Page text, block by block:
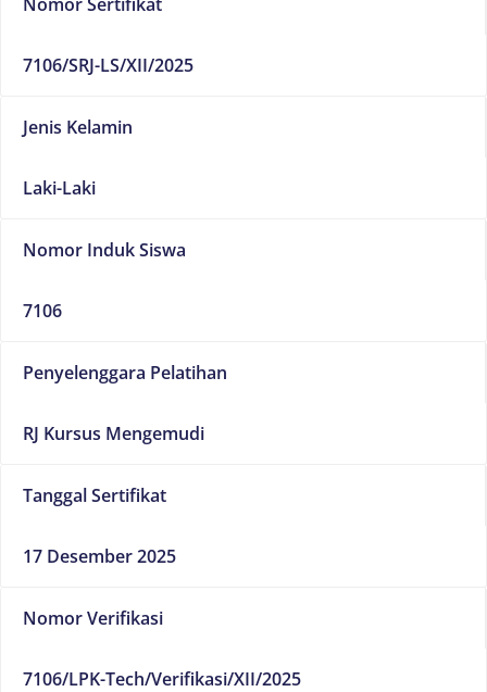
7106/SRJ-LS/XII/2025
Jenis Kelamin
Laki-Laki
Nomor Induk Siswa
7106
Penyelenggara Pelatihan
RJ Kursus Mengemudi
Tanggal Sertifikat
17 Desember 2025
Nomor Verifikasi
7106/LPK-Tech/Verifikasi/XII/2025